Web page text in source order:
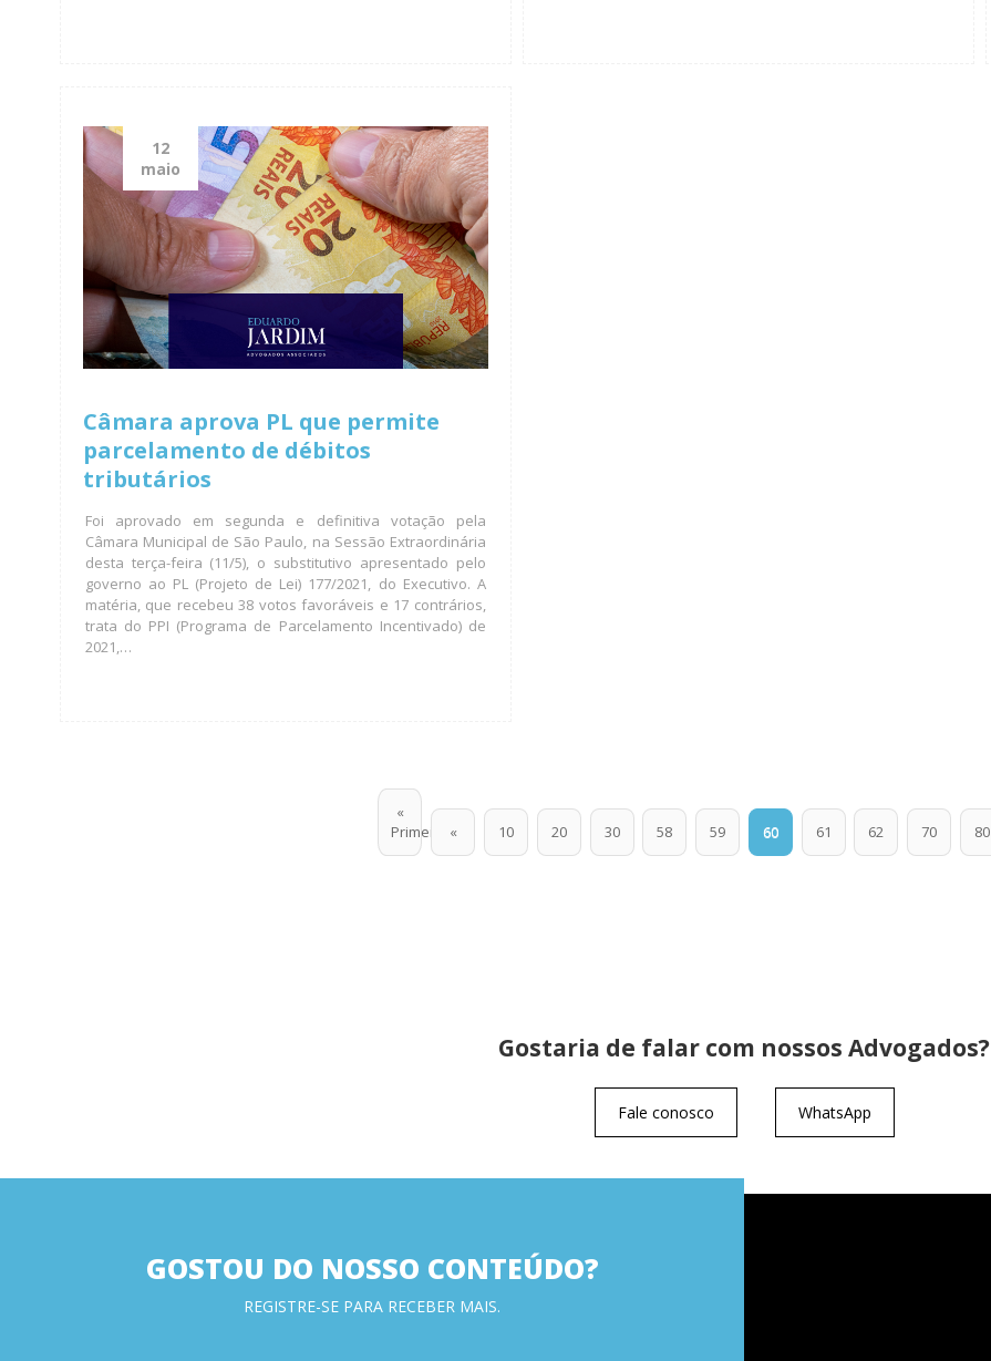
12
maio
Câmara aprova PL que permite
parcelamento de débitos
tributários
Foi aprovado em segunda e definitiva votação pela
Câmara Municipal de São Paulo, na Sessão Extraordinária
desta terça-feira (11/5), o substitutivo apresentado pelo
governo ao PL (Projeto de Lei) 177/2021, do Executivo. A
matéria, que recebeu 38 votos favoráveis e 17 contrários,
trata do PPI (Programa de Parcelamento Incentivado) de
2021,…
«
Primeira
« 10 20 30 58 59 60 61 62 70 80
Gostaria de falar com nossos Advogados?
Fale conosco WhatsApp
GOSTOU DO NOSSO CONTEÚDO?
REGISTRE-SE PARA RECEBER MAIS.